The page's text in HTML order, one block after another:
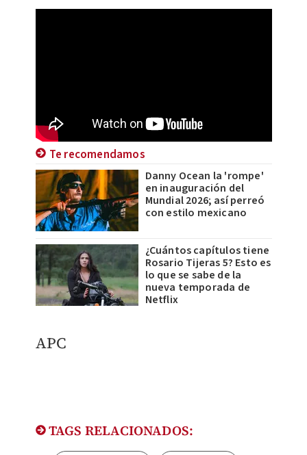
Te recomendamos
Danny Ocean la 'rompe'
en inauguración del
Mundial 2026; así perreó
con estilo mexicano
¿Cuántos capítulos tiene
Rosario Tijeras 5? Esto es
lo que se sabe de la
nueva temporada de
Netflix
APC
TAGS RELACIONADOS: